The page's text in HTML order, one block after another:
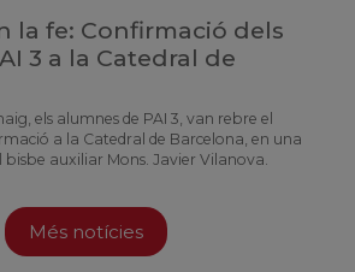
la fe: Confirmació dels
3 a la Catedral de
els alumnes de PAI 3, van rebre el
a la Catedral de Barcelona, en una
auxiliar Mons. Javier Vilanova.
Més notícies